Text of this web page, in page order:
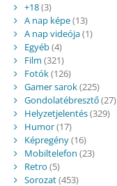
+18(3)
A nap képe(13)
A nap videója(1)
Egyéb(4)
Film (321)
Fotók(126)
Gamer sarok(225)
Gondolatébresztő(27)
Helyzetjelentés(329)
Humor(17)
Képregény(16)
Mobiltelefon (23)
Retro (5)
Sorozat(453)